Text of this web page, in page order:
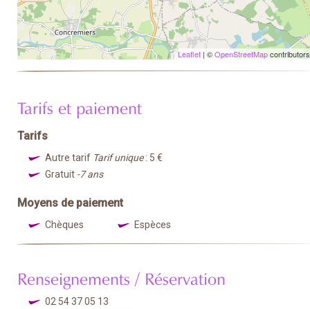
Leaflet | ©OpenStreetMapcontributors
Tarifs et paiement
Tarifs
Autre tarif Tarif unique: 5 €
Gratuit -7 ans
Moyens de paiement
Chèques Espèces
Renseignements / Réservation
02 54 37 05 13